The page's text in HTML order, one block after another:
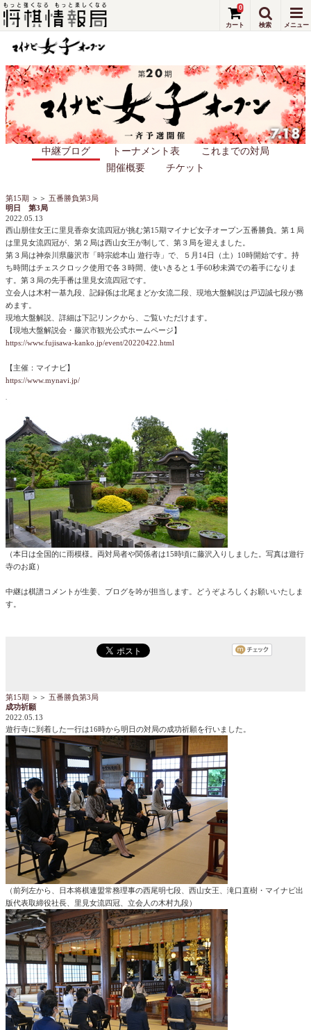
中継ブログ トーナメント表
これまでの対局
開催概要
チケット
0
第15期 ＞＞ 五番勝負第3局
明日 第3局
2022.05.13
西山朋佳女王に里見香奈女流四冠が挑む第15期マイナビ女子オープン五番勝負。第１局
は里見女流四冠が、第２局は西山女王が制して、第３局を迎えました。
第３局は神奈川県藤沢市「時宗総本山 遊行寺」で、５月14日（土）10時開始です。持
ち時間はチェスクロック使用で各３時間、使いきると１手60秒未満での着手になりま
す。第３局の先手番は里見女流四冠です。
立会人は木村一基九段、記録係は北尾まどか女流二段、現地大盤解説は戸辺誠七段が務
めます。
現地大盤解説、詳細は下記リンクから、ご覧いただけます。
【現地大盤解説会・藤沢市観光公式ホームページ】
https://www.fujisawa-kanko.jp/event/20220422.html
【主催：マイナビ】
https://www.mynavi.jp/
（本日は全国的に雨模様。両対局者や関係者は15時頃に藤沢入りしました。写真は遊行
寺のお庭）
中継は棋譜コメントが生姜、ブログを吟が担当します。どうぞよろしくお願いいたしま
す。
第15期 ＞＞ 五番勝負第3局
成功祈願
2022.05.13
遊行寺に到着した一行は16時から明日の対局の成功祈願を行いました。
（前列左から、日本将棋連盟常務理事の西尾明七段、西山女王、滝口直樹・マイナビ出
版代表取締役社長、里見女流四冠、立会人の木村九段）